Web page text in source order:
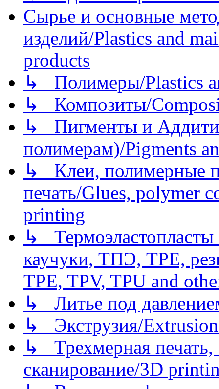
Сырье и основные
изделий/Plastics and
products
↳ Полимеры/Plastics
↳ Композиты/
↳ Пигменты и
полимерам)/Pigments
↳ Клеи, полимерные
печать/Glues, polymer
printing
↳
каучуки, ТПЭ, TPE,
TPE, TPV, TPU and
↳ Литье под
↳ Экструзия/Extrusion
↳ Трехмерная
сканирование/3D